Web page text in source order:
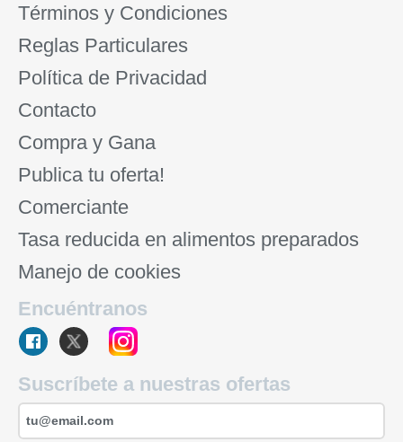
Términos y Condiciones
Reglas Particulares
Política de Privacidad
Contacto
Compra y Gana
Publica tu oferta!
Comerciante
Tasa reducida en alimentos preparados
Manejo de cookies
Encuéntranos
Suscríbete a nuestras ofertas